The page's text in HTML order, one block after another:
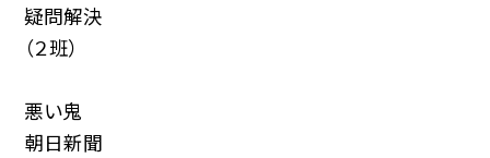
疑問解決
（２班）
悪い鬼
朝日新聞